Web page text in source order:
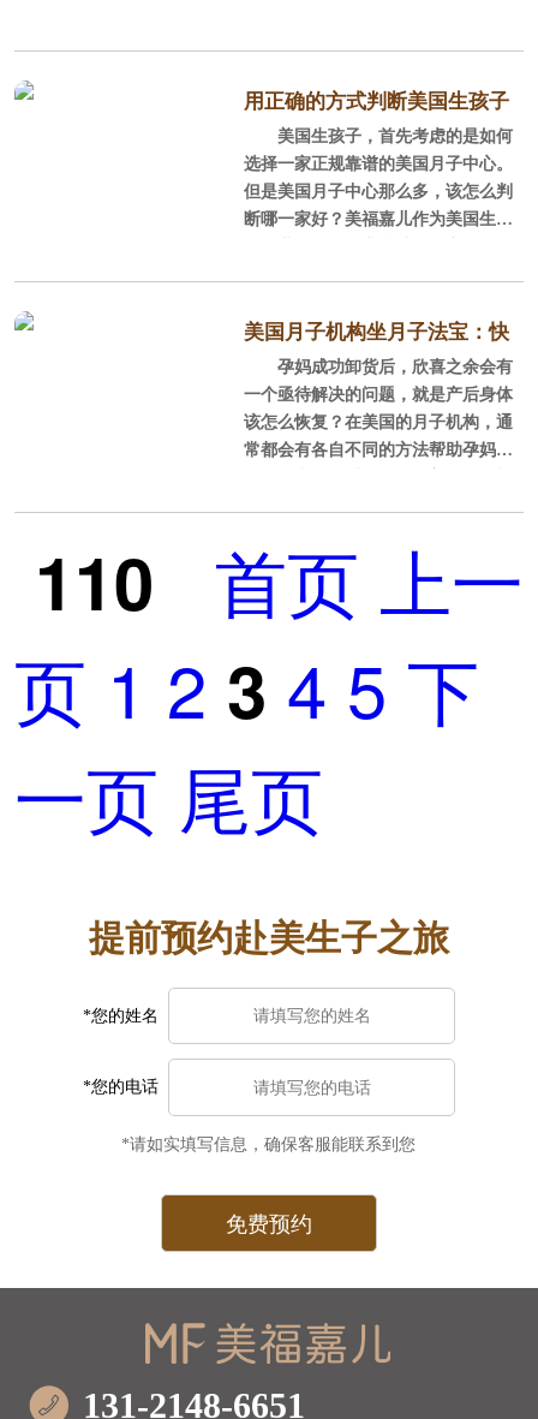
经营模式有中介和非法月子中
心，正规月子中心这三者之分。中介
不用说了，就是介绍孕妈到国外的月
子中心或者
机构是否正规，营业是否规范，
从美国月子中心的营业执照就能看出
来！黑中介属于非法运营，而且和美
国那边属于合作关系，在中美两地都
没有正规的营业执照。正规直营美国
月子中心，以美福嘉儿为例，中美两
板、同一个法人。
有些黑中介为了达到目的，特意
伪造正规机构违法运营的“证据”，以
此获取孕
用正确的方式判断美国生孩子
哪家好
美国生孩子，首先考虑的是如何
选择一家正规靠谱的美国月子中心。
但是美国月子中心那么多，该怎么判
断哪一家好？美福嘉儿作为美国生孩
1，美国月子中心的价位多少是合
理的？
低价对于大多数人来说的确是一
种吸引力，但是去美国生活3个月还要
营美国月子中心，从孕妈咨询开始接
待，办理签证、到美国之后的接机、
入住、清扫卫生、餐饮、产检、分
美国月子机构坐月子法宝：快
速有效恢复身材！
孕妈成功卸货后，欣喜之余会有
一个亟待解决的问题，就是产后身体
该怎么恢复？在美国的月子机构，通
常都会有各自不同的方法帮助孕妈恢
法宝，给孕妈参考。
一、健康合理的月子餐
美福嘉儿的台式月子是怎样调养
孕妈身体的？台湾人对于月子餐饮的
调理非常讲究，强调“一排二调三
个敞开的大门，可以在坐月子期间把
体内积累的毒素和水分排出体外，从
而恢复产前的体型，保持美丽的身
110 首页 上一
页 1 2 3 4 5 下
一页 尾页
提前预约赴美生子之旅
*您的姓名
*您的电话
*请如实填写信息，确保客服能联系到您
131-2148-6651